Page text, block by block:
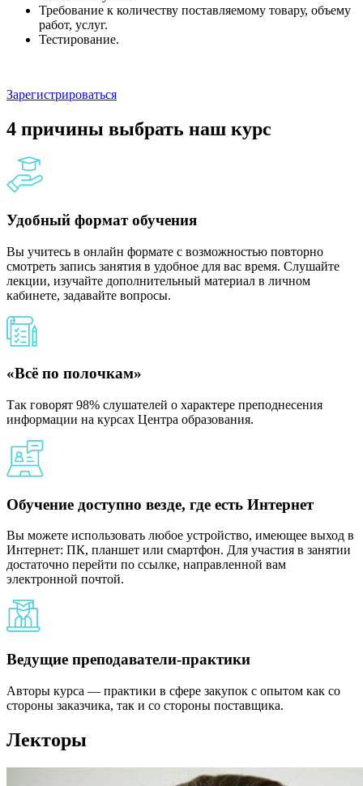
Требование к количеству поставляемому товару, объему
работ, услуг.
Тестирование.
Зарегистрироваться
4 причины выбрать наш курс
Удобный формат обучения
Вы учитесь в онлайн формате с возможностью повторно
смотреть запись занятия в удобное для вас время. Слушайте
лекции, изучайте дополнительный материал в личном
кабинете, задавайте вопросы.
«Всё по полочкам»
Так говорят 98% слушателей о характере преподнесения
информации на курсах Центра образования.
Обучение доступно везде, где есть Интернет
Вы можете использовать любое устройство, имеющее выход в
Интернет: ПК, планшет или смартфон. Для участия в занятии
достаточно перейти по ссылке, направленной вам
электронной почтой.
Ведущие преподаватели-практики
Авторы курса — практики в сфере закупок с опытом как со
стороны заказчика, так и со стороны поставщика.
Лекторы